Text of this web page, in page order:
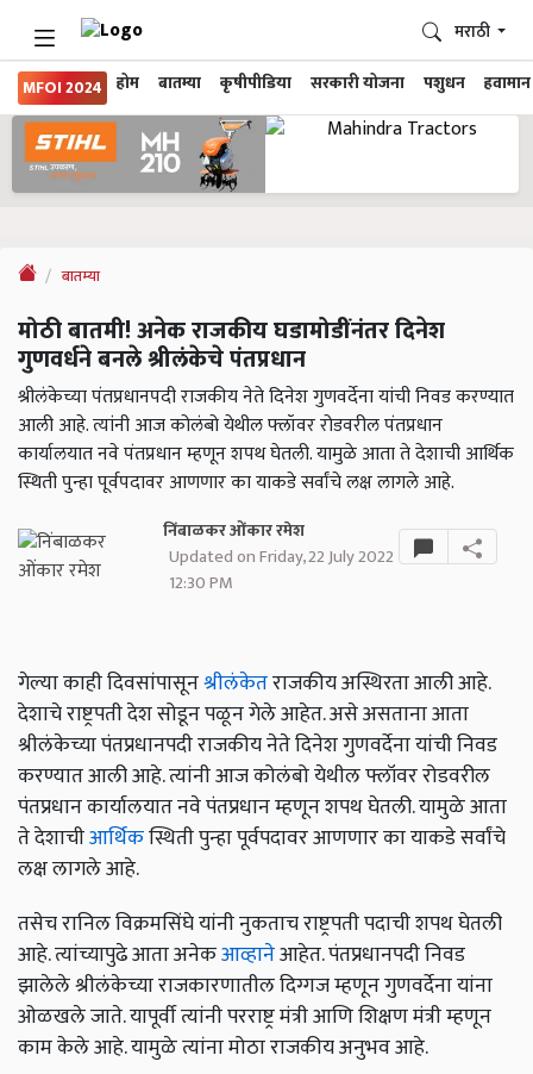
MFOI 2024 होम बातम्या कृषीपीडिया सरकारी योजना पशुधन हवामान
मराठी
बातम्या
मोठी बातमी! अनेक राजकीय घडामोडींनंतर दिनेश
गुणवर्धने बनले श्रीलंकेचे पंतप्रधान
श्रीलंकेच्या पंतप्रधानपदी राजकीय नेते दिनेश गुणवर्देना यांची निवड करण्यात
आली आहे. त्यांनी आज कोलंबो येथील फ्लॉवर रोडवरील पंतप्रधान
कार्यालयात नवे पंतप्रधान म्हणून शपथ घेतली. यामुळे आता ते देशाची आर्थिक
स्थिती पुन्हा पूर्वपदावर आणणार का याकडे सर्वांचे लक्ष लागले आहे.
निंबाळकर ओंकार रमेश
Updated on Friday, 22 July 2022
12:30 PM
गेल्या काही दिवसांपासूनश्रीलंकेतराजकीय अस्थिरता आली आहे.
देशाचे राष्ट्रपती देश सोडून पळून गेले आहेत. असे असताना आता
श्रीलंकेच्या पंतप्रधानपदी राजकीय नेते दिनेश गुणवर्देना यांची निवड
करण्यात आली आहे. त्यांनी आज कोलंबो येथील फ्लॉवर रोडवरील
पंतप्रधान कार्यालयात नवे पंतप्रधान म्हणून शपथ घेतली. यामुळे आता
ते देशाचीआर्थिकस्थिती पुन्हा पूर्वपदावर आणणार का याकडे सर्वांचे
लक्ष लागले आहे.
तसेच रानिल विक्रमसिंघे यांनी नुकताच राष्ट्रपती पदाची शपथ घेतली
आहे. त्यांच्यापुढे आता अनेकआव्हानेआहेत. पंतप्रधानपदी निवड
झालेले श्रीलंकेच्या राजकारणातील दिग्गज म्हणून गुणवर्देना यांना
ओळखले जाते. यापूर्वी त्यांनी परराष्ट्र मंत्री आणि शिक्षण मंत्री म्हणून
काम केले आहे. यामुळे त्यांना मोठा राजकीय अनुभव आहे.